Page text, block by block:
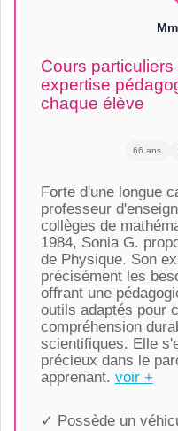
Cours
expertise
chaque élève
66 ans
Forte d'une longue
professeur
collèges de
1984, Sonia G.
de Physique. Son
précisément les
offrant une
outils adaptés pour
compréhension
scientifiques. Elle
précieux dans le
apprenant. voir +
✓ Possède un